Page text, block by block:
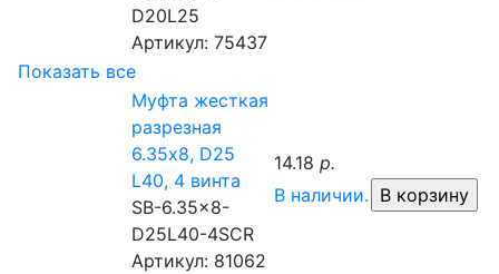
D20L25
Артикул: 75437
Показать все
Муфта жесткая
разрезная
6.35x8, D25
L40, 4 винта
SB-6.35x8-
D25L40-4SCR
Артикул: 81062
14.18 р.
В наличии.